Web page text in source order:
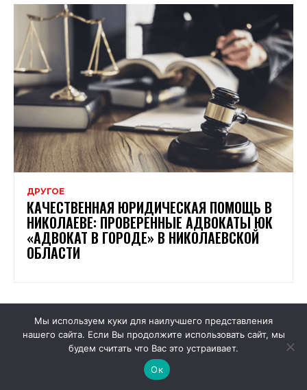
ДРУГОЕ
КАЧЕСТВЕННАЯ ЮРИДИЧЕСКАЯ ПОМОЩЬ В
НИКОЛАЕВЕ: ПРОВЕРЕННЫЕ АДВОКАТЫ ЮК
«АДВОКАТ В ГОРОДЕ» В НИКОЛАЕВСКОЙ
ОБЛАСТИ
Мы используем куки для наилучшего представления
нашего сайта. Если Вы продолжите использовать сайт, мы
будем считать что Вас это устраивает.
Ок